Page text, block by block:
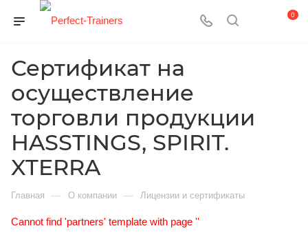
0
Сертификат на
осуществление
торговли продукции
HASSTINGS, SPIRIT.
XTERRA
Главная — О компании — Лицензии и сертификаты
Cannot find 'partners' template with page ''